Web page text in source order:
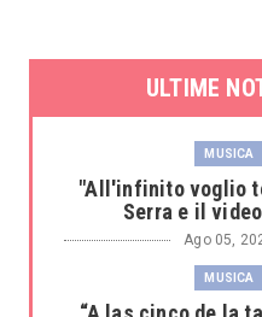
ULTIME
MUSICA
"All'infinito voglio
Serra e il
Ago 05,
MUSICA